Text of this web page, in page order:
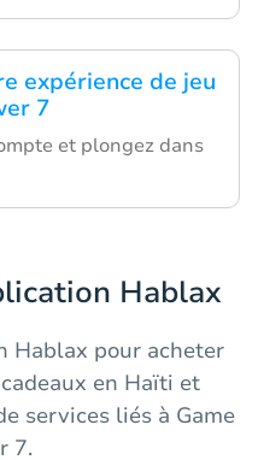
expérience de jeu
7
et plongez dans
Hablax
Hablax pour acheter
en Haïti et
services liés à Game
7.